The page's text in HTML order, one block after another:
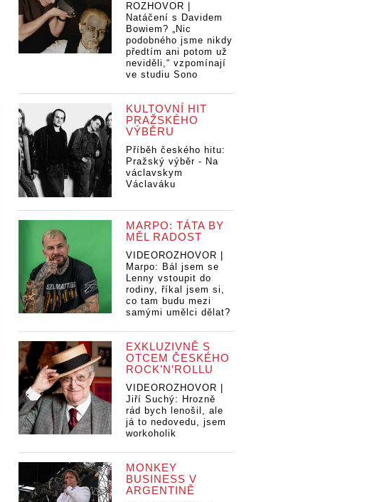
ROZHOVOR |
Natáčení s Davidem
Bowiem? „Nic
podobného jsme nikdy
předtím ani potom už
neviděli,“ vzpomínají
ve studiu Sono
KULTOVNÍ HIT
PRAŽSKÉHO
VÝBĚRU
Příběh českého hitu:
Pražský výběr - Na
václavskym
Václaváku
MARPO: TÁTA BY
MĚL RADOST
VIDEOROZHOVOR |
Marpo: Bál jsem se
Lenny vstoupit do
rodiny, říkal jsem si,
co tam budu mezi
samými umělci dělat?
EXKLUZIVNĚ S
OTCEM ČESKÉHO
ROCK’N’ROLLU
VIDEOROZHOVOR |
Jiří Suchý: Hrozně
rád bych lenošil, ale
já to nedovedu, jsem
workoholik
MONKEY
BUSINESS V
ARGENTINĚ